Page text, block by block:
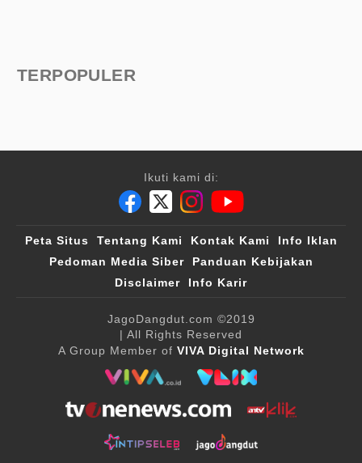
TERPOPULER
Ikuti kami di:
Peta Situs Tentang Kami Kontak Kami
Info Iklan
Pedoman Media Siber
Panduan Kebijakan
Disclaimer
Info Karir
JagoDangdut.com ©2019
| All Rights Reserved
A Group Member of VIVA Digital Network